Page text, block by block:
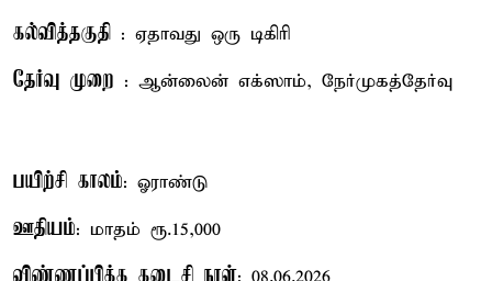
கல்வித்தகுதி : ஏதாவது ஒரு டிகிரி
தேர்வு முறை : ஆன்லைன் எக்ஸாம், நேர்முகத்தேர்வு
பயிற்சி காலம்: ஓராண்டு
ஊதியம்: மாதம் ரூ.15,000
விண்ணப்பிக்க கடைசி நாள்